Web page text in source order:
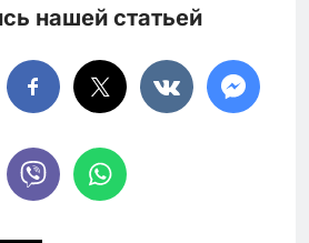
нашей статьей